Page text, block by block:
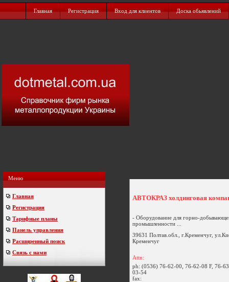
Главная Регистрация Вход для клиентов Доска обьявлений
Меню
Главная
Регистрация
Тарифные планы
Панель управления
Расширенный поиск
Связь с нами
АВТОКРАЗ холдинговая
- Оборудование для горно-
промышленности ...
39631 Полтав.обл., г.Кременчуг,
Кременчуг
Attn:
ph: (0536) 76-62-00, 76-62-08 F, 76-
03-54
fax: